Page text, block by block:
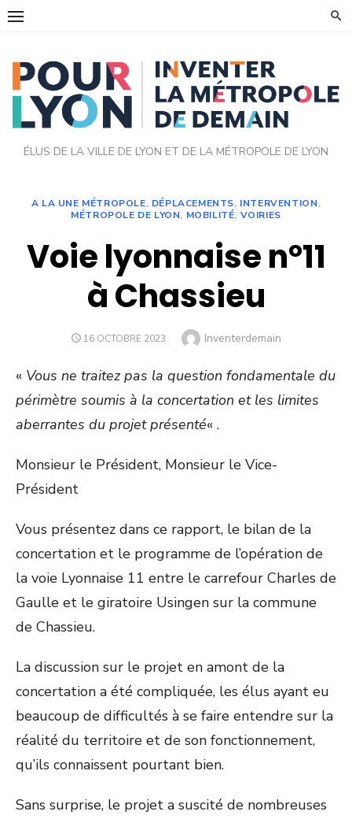
Skip
ÉLUS DE LA VILLE DE LYON ET DE LA MÉTROPOLE DE LYON
A LA UNE MÉTROPOLE, DÉPLACEMENTS, INTERVENTION,
MÉTROPOLE DE LYON, MOBILITÉ, VOIRIES
Voie lyonnaise n°11
à Chassieu
POSTED
16 OCTOBRE 2023 Author
Inventerdemain
« Vous ne traitez pas la question fondamentale du
périmètre soumis à la concertation et les limites
aberrantes du projet présenté« .
Monsieur le Président, Monsieur le Vice-
Président
Vous présentez dans ce rapport, le bilan de la
concertation et le programme de l’opération de
la voie Lyonnaise 11 entre le carrefour Charles de
Gaulle et le giratoire Usingen sur la commune
de Chassieu.
La discussion sur le projet en amont de la
concertation a été compliquée, les élus ayant eu
beaucoup de difficultés à se faire entendre sur la
réalité du territoire et de son fonctionnement,
qu’ils connaissent pourtant bien.
Sans surprise, le projet a suscité de nombreuses